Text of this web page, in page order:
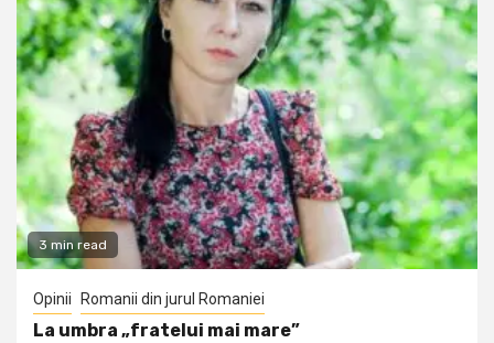
3 min read
Opinii Romanii din jurul Romaniei
La umbra „fratelui mai mare”